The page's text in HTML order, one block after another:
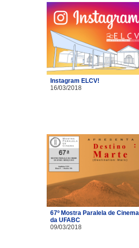
Instagram ELCV!
16/03/2018
67º Mostra Paralela de Cinema
da UFABC
09/03/2018